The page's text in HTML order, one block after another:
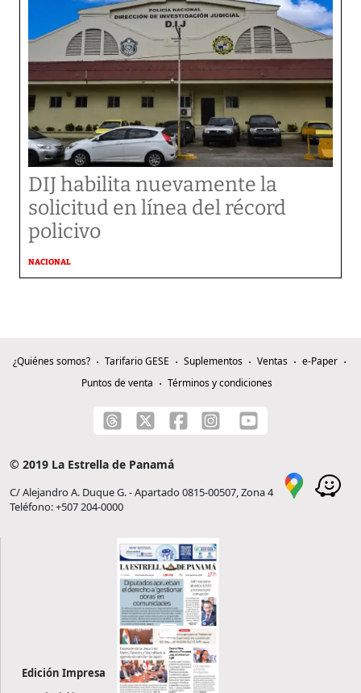
DIJ habilita nuevamente la
solicitud en línea del récord
policivo
NACIONAL
¿Quiénes somos? Tarifario GESE Suplementos Ventas
e-Paper
Puntos de venta
Términos y condiciones
© 2019 La Estrella de Panamá
C/ Alejandro A. Duque G. - Apartado 0815-00507, Zona 4
Teléfono: +507 204-0000
Edición Impresa